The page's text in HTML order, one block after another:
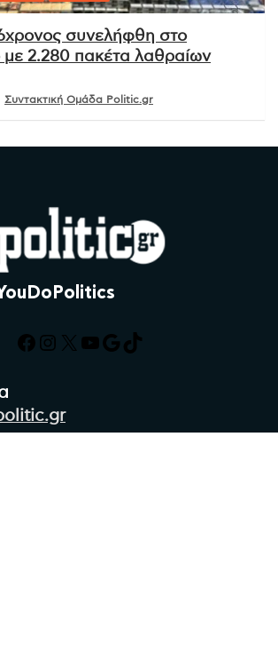
συνελήφθη στο
με 2.280 πακέτα λαθραίων
Συντακτική Ομάδα Politic.gr
Facebook
Instagram
X YouTube
Google
TikTok